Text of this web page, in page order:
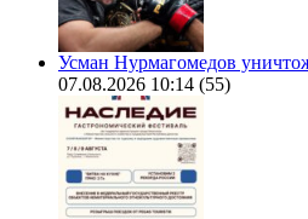
Усман Нурмагомедов
07.08.2026 10:14 (55)